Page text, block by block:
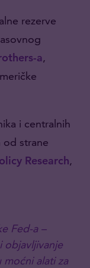
rezerve
a,
i centralnih
od strane
Research,
Fed-a –
objavljivanje
alati za